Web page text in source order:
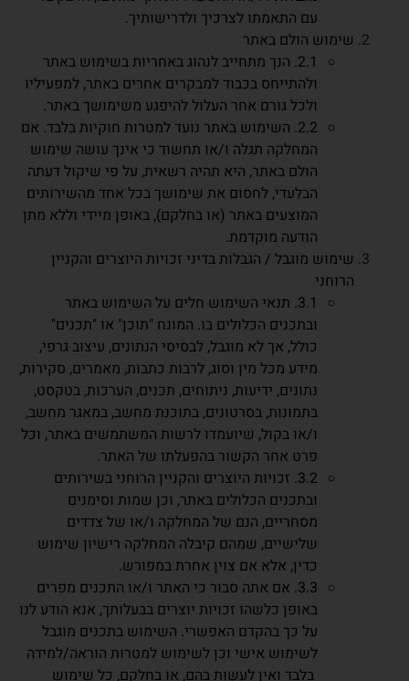
עם התאמתו לצרכיך ולדרישותיך.
שימוש הולם באתר
2.1. הנך מתחייב לנהוג באחריות בשימוש באתר
ולהתייחס בכבוד למבקרים אחרים באתר, למפעיליו
ולכל גורם אחר העלול להיפגע משימושך באתר.
2.2. השימוש באתר נועד למטרות חוקיות בלבד. אם
המחלקה תגלה ו/או תחשוד כי אינך עושה שימוש
הולם באתר, היא תהיה רשאית, על פי שיקול דעתה
הבלעדי, לחסום את שימושך בכל אחד מהשירותים
המוצעים באתר (או בחלקם), באופן מיידי וללא מתן
הודעה מוקדמת.
שימוש מוגבל / הגבלות בדיני זכויות היוצרים והקניין
הרוחני
3.1. תנאי השימוש חלים על השימוש באתר
ובתכנים הכלולים בו. המונח "תוכן" או "תכנים"
כולל, אך לא מוגבל, לבסיסי הנתונים, עיצוב גרפי,
מידע מכל מין וסוג, לרבות כתבות, מאמרים, סקירות,
נתונים, ידיעות, ניתוחים, תכנים, הערכות, בטקסט,
בתמונות, בסרטונים, בתוכנת מחשב, במאגר מחשב,
ו/או בקול, שיועמדו לרשות המשתמשים באתר, וכל
פרט אחר הקשור בהפעלתו של האתר.
3.2. זכויות היוצרים והקניין הרוחני בשירותים
ובתכנים הכלולים באתר, וכן שמות וסימנים
מסחריים, הנם של המחלקה ו/או של צדדים
שלישיים, שמהם קיבלה המחלקה רישיון שימוש
כדין, אלא אם צוין אחרת במפורש.
3.3. אם אתה סבור כי האתר ו/או התכנים מפרים
באופן כלשהו זכויות יוצרים בבעלותך, אנא הודע לנו
על כך בהקדם האפשרי. השימוש בתכנים מוגבל
לשימוש אישי וכן לשימוש למטרות הוראה/למידה
בלבד ואין לעשות בהם, או בחלקם, כל שימוש